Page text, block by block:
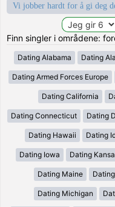
Vi jobber hardt for å gi deg
Finn singler i områdene:
Dating Alabama Dating
Dating Armed Forces Europe
Dating California
Dating Connecticut Dating
Dating Hawaii Dating
Dating Iowa Dating
Dating Maine
Dating Michigan